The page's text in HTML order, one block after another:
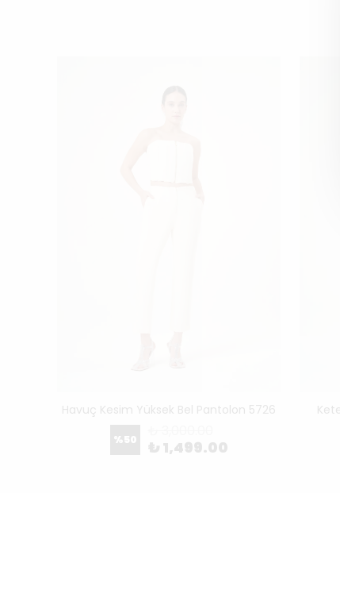
Havuç Kesim Yüksek Bel Pantolon 5726
%50 ₺ 1,499.00